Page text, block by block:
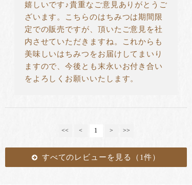
嬉しいです♪貴重なご意見ありがとうご
ざいます。こちらのはちみつは期間限
定での販売ですが、頂いたご意見を社
内させていただきますね。これからも
美味しいはちみつをお届けしてまいり
ますので、今後とも末永いお付き合い
をよろしくお願いいたします。
<< < 1 > >>
すべてのレビューを見る（1件）